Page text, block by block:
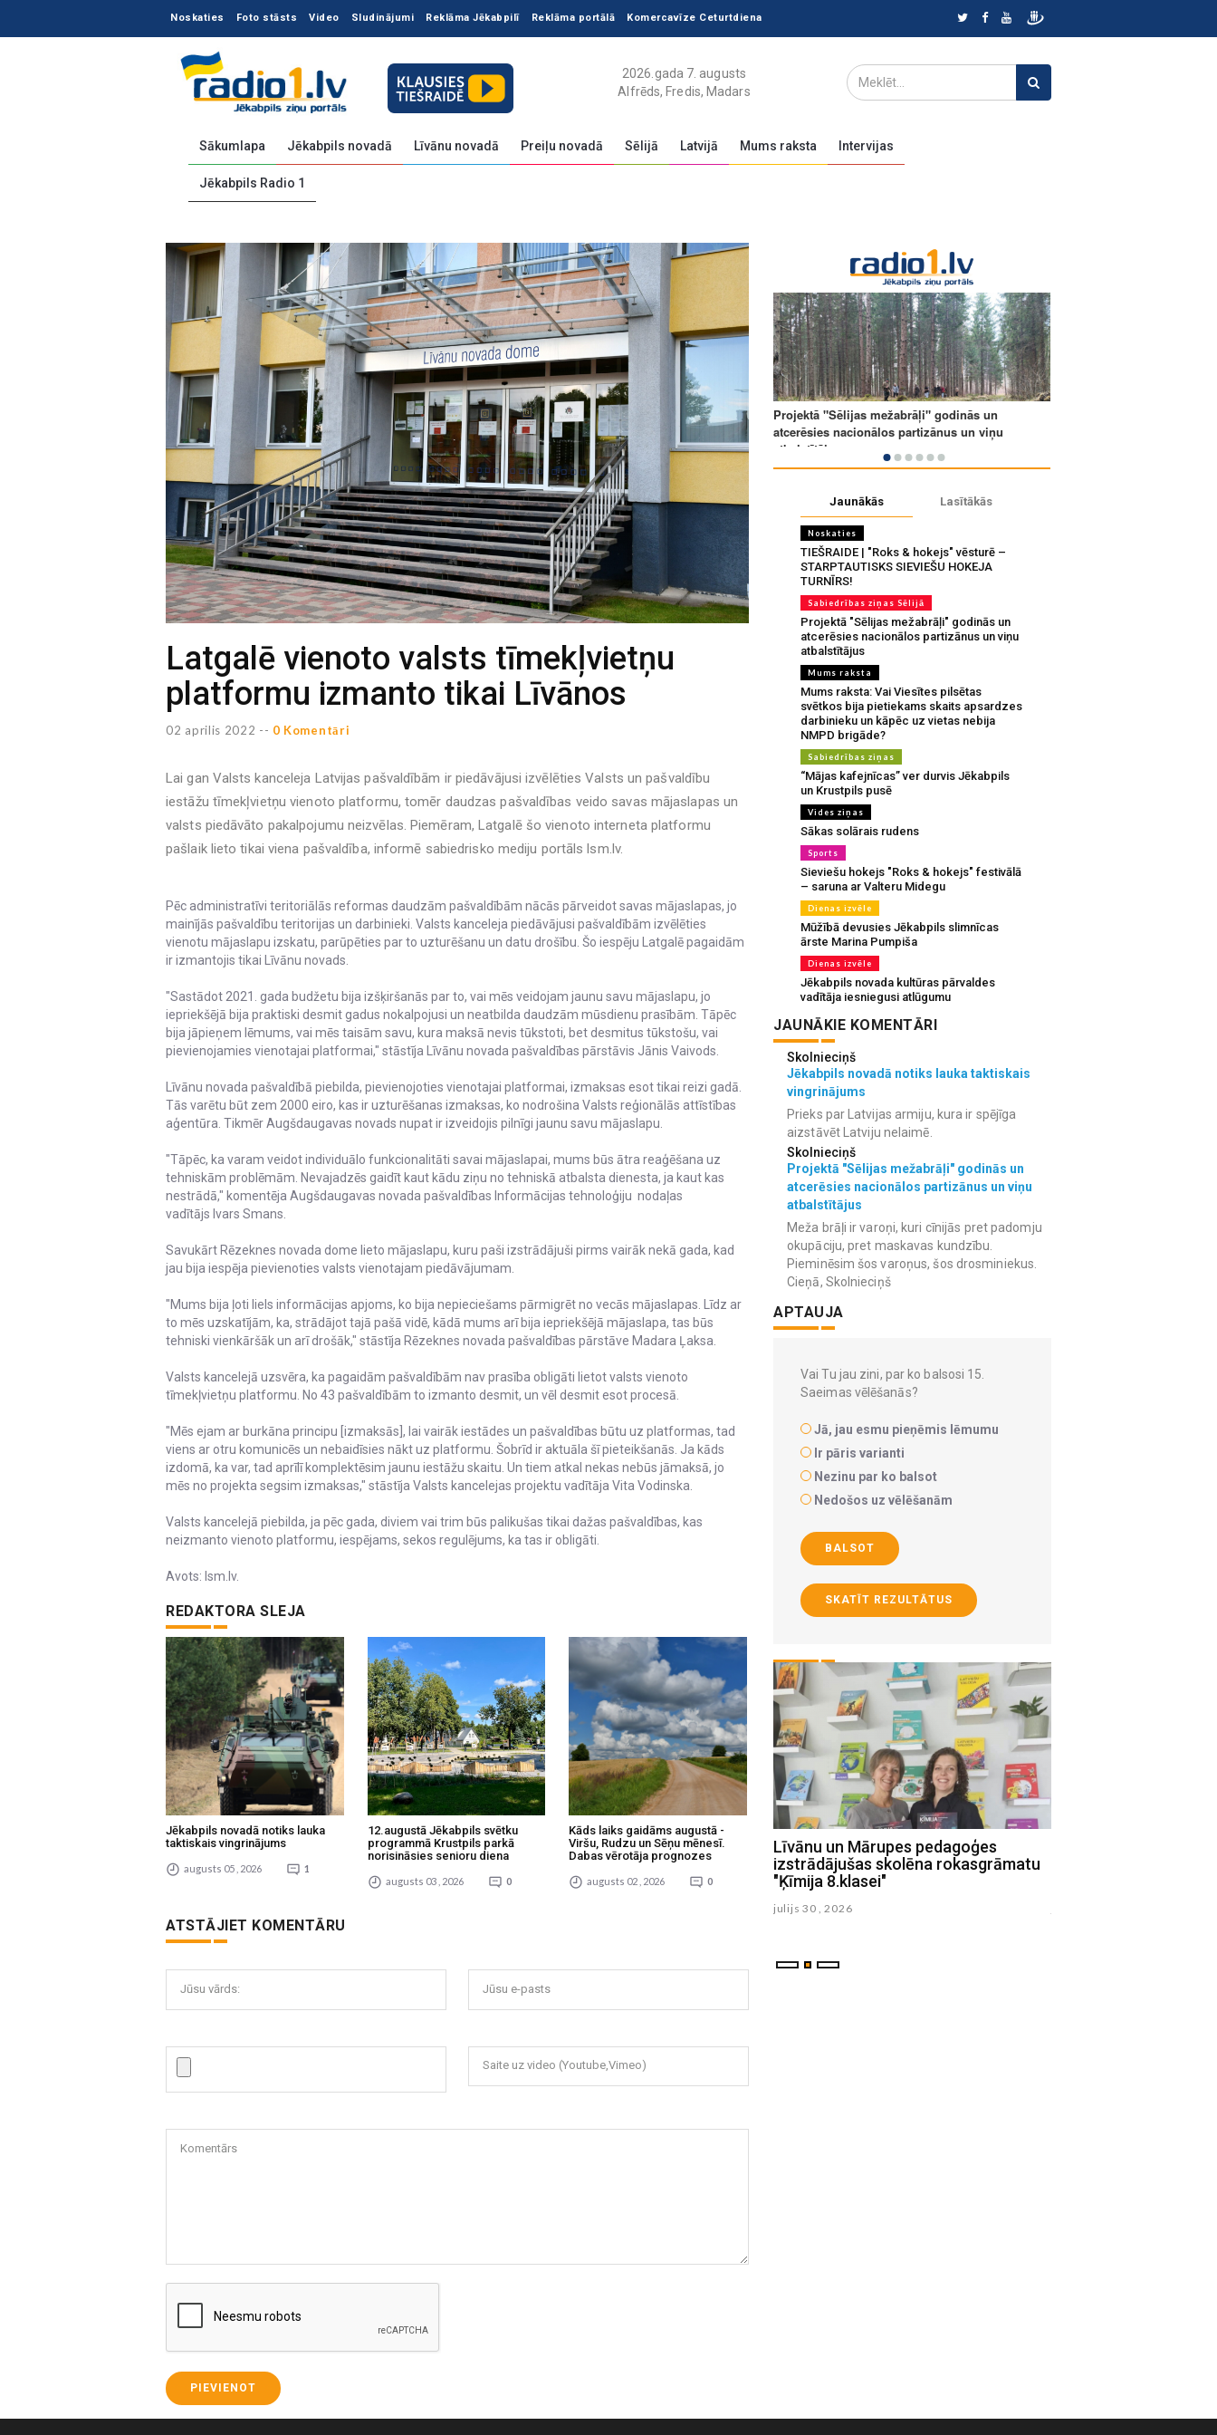
Noskaties Foto stāsts Video Sludinājumi Reklāma Jēkabpilī Reklāma portālā Komercavīze Ceturtdiena
2026.gada 7. augusts
Alfrēds, Fredis, Madars
Sākumlapa Jēkabpils novadā Līvānu novadā Preiļu novadā Sēlijā Latvijā Mums raksta Intervijas
Jēkabpils Radio 1
Latgalē vienoto valsts tīmekļvietņu
platformu izmanto tikai Līvānos
02 aprilis 2022 -- 0 Komentāri
Lai gan Valsts kanceleja Latvijas pašvaldībām ir piedāvājusi izvēlēties Valsts un pašvaldību
iestāžu tīmekļvietņu vienoto platformu, tomēr daudzas pašvaldības veido savas mājaslapas un
valsts piedāvāto pakalpojumu neizvēlas. Piemēram, Latgalē šo vienoto interneta platformu
pašlaik lieto tikai viena pašvaldība, informē sabiedrisko mediju portāls lsm.lv.
Pēc administratīvi teritoriālās reformas daudzām pašvaldībām nācās pārveidot savas mājaslapas, jo
mainījās pašvaldību teritorijas un darbinieki. Valsts kanceleja piedāvājusi pašvaldībām izvēlēties
vienotu mājaslapu izskatu, parūpēties par to uzturēšanu un datu drošību. Šo iespēju Latgalē pagaidām
ir izmantojis tikai Līvānu novads.
"Sastādot 2021. gada budžetu bija izšķiršanās par to, vai mēs veidojam jaunu savu mājaslapu, jo
iepriekšējā bija praktiski desmit gadus nokalpojusi un neatbilda daudzām mūsdienu prasībām. Tāpēc
bija jāpieņem lēmums, vai mēs taisām savu, kura maksā nevis tūkstoti, bet desmitus tūkstošu, vai
pievienojamies vienotajai platformai," stāstīja Līvānu novada pašvaldības pārstāvis Jānis Vaivods.
Līvānu novada pašvaldībā piebilda, pievienojoties vienotajai platformai, izmaksas esot tikai reizi gadā.
Tās varētu būt zem 2000 eiro, kas ir uzturēšanas izmaksas, ko nodrošina Valsts reģionālās attīstības
aģentūra. Tikmēr Augšdaugavas novads nupat ir izveidojis pilnīgi jaunu savu mājaslapu.
"Tāpēc, ka varam veidot individuālo funkcionalitāti savai mājaslapai, mums būs ātra reaģēšana uz
tehniskām problēmām. Nevajadzēs gaidīt kaut kādu ziņu no tehniskā atbalsta dienesta, ja kaut kas
nestrādā," komentēja Augšdaugavas novada pašvaldības Informācijas tehnoloģiju nodaļas
vadītājs Ivars Smans.
Savukārt Rēzeknes novada dome lieto mājaslapu, kuru paši izstrādājuši pirms vairāk nekā gada, kad
jau bija iespēja pievienoties valsts vienotajam piedāvājumam.
"Mums bija ļoti liels informācijas apjoms, ko bija nepieciešams pārmigrēt no vecās mājaslapas. Līdz ar
to mēs uzskatījām, ka, strādājot tajā pašā vidē, kādā mums arī bija iepriekšējā mājaslapa, tas būs
tehniski vienkāršāk un arī drošāk," stāstīja Rēzeknes novada pašvaldības pārstāve Madara Ļaksa.
Valsts kancelejā uzsvēra, ka pagaidām pašvaldībām nav prasība obligāti lietot valsts vienoto
tīmekļvietņu platformu. No 43 pašvaldībām to izmanto desmit, un vēl desmit esot procesā.
"Mēs ejam ar burkāna principu [izmaksās], lai vairāk iestādes un pašvaldības būtu uz platformas, tad
viens ar otru komunicēs un nebaidīsies nākt uz platformu. Šobrīd ir aktuāla šī pieteikšanās. Ja kāds
izdomā, ka var, tad aprīlī komplektēsim jaunu iestāžu skaitu. Un tiem atkal nekas nebūs jāmaksā, jo
mēs no projekta segsim izmaksas," stāstīja Valsts kancelejas projektu vadītāja Vita Vodinska.
Valsts kancelejā piebilda, ja pēc gada, diviem vai trim būs palikušas tikai dažas pašvaldības, kas
neizmanto vienoto platformu, iespējams, sekos regulējums, ka tas ir obligāti.
Avots: lsm.lv.
REDAKTORA SLEJA
Jēkabpils novadā notiks lauka
taktiskais vingrinājums
augusts 05 , 2026 1
12.augustā Jēkabpils svētku
programmā Krustpils parkā
norisināsies senioru diena
augusts 03 , 2026 0
Kāds laiks gaidāms augustā -
Viršu, Rudzu un Sēņu mēnesī.
Dabas vērotāja prognozes
augusts 02 , 2026 0
ATSTĀJIET KOMENTĀRU
Jūsu vārds: Jūsu e-pasts
Saite uz video (Youtube,Vimeo)
Komentārs
PIEVIENOT
Jaunākās Lasītākās
Noskaties
TIEŠRAIDE | "Roks & hokejs" vēsturē –
STARPTAUTISKS SIEVIEŠU HOKEJA
TURNĪRS!
Sabiedrības ziņas Sēlijā
Projektā "Sēlijas mežabrāļi" godinās un
atcerēsies nacionālos partizānus un viņu
atbalstītājus
Mums raksta
Mums raksta: Vai Viesītes pilsētas
svētkos bija pietiekams skaits apsardzes
darbinieku un kāpēc uz vietas nebija
NMPD brigāde?
Sabiedrības ziņas
“Mājas kafejnīcas” ver durvis Jēkabpils
un Krustpils pusē
Vides ziņas
Sākas solārais rudens
Sports
Sieviešu hokejs "Roks & hokejs" festivālā
– saruna ar Valteru Midegu
Dienas izvēle
Mūžībā devusies Jēkabpils slimnīcas
ārste Marina Pumpiša
Dienas izvēle
Jēkabpils novada kultūras pārvaldes
vadītāja iesniegusi atlūgumu
JAUNĀKIE KOMENTĀRI
Skolnieciņš
Jēkabpils novadā notiks lauka taktiskais
vingrinājums
Prieks par Latvijas armiju, kura ir spējīga
aizstāvēt Latviju nelaimē.
Skolnieciņš
Projektā "Sēlijas mežabrāļi" godinās un
atcerēsies nacionālos partizānus un viņu
atbalstītājus
Meža brāļi ir varoņi, kuri cīnijās pret padomju
okupāciju, pret maskavas kundzību.
Pieminēsim šos varoņus, šos drosminiekus.
Cieņā, Skolnieciņš
APTAUJA
Vai Tu jau zini, par ko balsosi 15.
Saeimas vēlēšanās?
Jā, jau esmu pieņēmis lēmumu
Ir pāris varianti
Nezinu par ko balsot
Nedošos uz vēlēšanām
BALSOT
SKATĪT REZULTĀTUS
Līvānos, sākot degt elektrības
vadiem, no ēkas evakuējas astoņi
cilvēki
Līvānu un Mārupes pedagoģes
izstrādājušas skolēna rokasgrāmatu
"Ķīmija 8.klasei"
julijs 30 , 2026